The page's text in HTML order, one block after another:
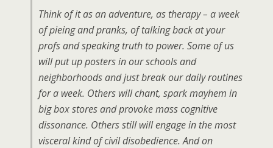
Think of it as an adventure, as therapy – a week
of pieing and pranks, of talking back at your
profs and speaking truth to power. Some of us
will put up posters in our schools and
neighborhoods and just break our daily routines
for a week. Others will chant, spark mayhem in
big box stores and provoke mass cognitive
dissonance. Others still will engage in the most
visceral kind of civil disobedience. And on